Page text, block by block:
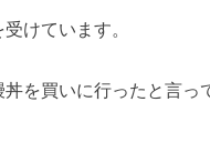
けています。
を買いに行ったと言っ